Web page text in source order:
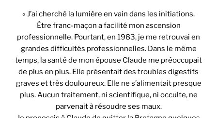
« J’ai cherché la lumière en vain dans les initiations.
Être franc-maçon a facilité mon ascension
professionnelle. Pourtant, en 1983, je me retrouvai en
grandes difficultés professionnelles. Dans le même
temps, la santé de mon épouse Claude me préoccupait
de plus en plus. Elle présentait des troubles digestifs
graves et très douloureux. Elle ne s’alimentait presque
plus. Aucun traitement, ni scientifique, ni occulte, ne
parvenait à résoudre ses maux.